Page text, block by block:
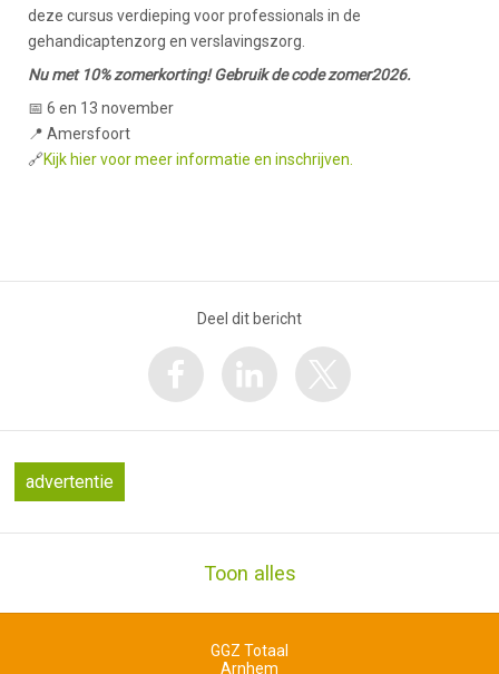
deze cursus verdieping voor professionals in de
gehandicaptenzorg en verslavingszorg.
Nu met 10% zomerkorting! Gebruik de code zomer2026.
📅 6 en 13 november
📍 Amersfoort
🔗Kijk hier voor meer informatie en inschrijven.
Deel dit bericht
advertentie
Toon alles
GGZ Totaal
Arnhem